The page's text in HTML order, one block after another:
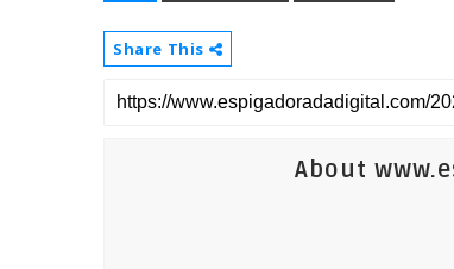
Share This
About